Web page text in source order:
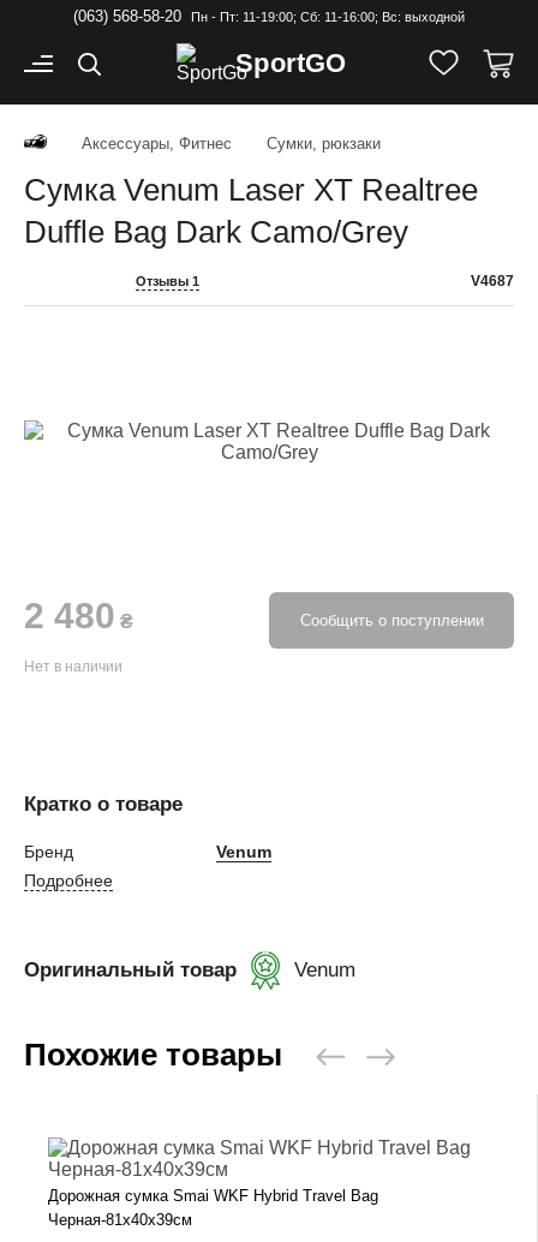
(063) 568-58-20 Пн - Пт: 11-19:00; Cб: 11-16:00; Вс: выходной
SportGO
Аксессуары, Фитнес Сумки, рюкзаки
Сумка Venum Laser XT Realtree
Duffle Bag Dark Camo/Grey
Отзывы 1 V4687
2 480 ₴
Нет в наличии
Сообщить о поступлении
Кратко о товаре
Бренд
Venum
Подробнее
Оригинальный товар Venum
Похожие товары
Дорожная сумка Smai WKF Hybrid Travel Bag
Черная-81х40х39см